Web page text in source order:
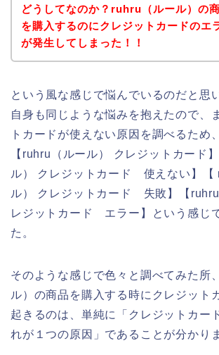
どうしてなのか？ruhru（ルール）の
を購入するのにクレジットカードのエ
が発生してしまった！！
という風な感じで悩んでいるのだと思
自身も同じような悩みを抱えたので、
トカードが使えない原因を調べるため
【ruhru（ルール） クレジットカード
ル） クレジットカード 使えない】【
ル） クレジットカード 失敗】【
レジットカード エラー】という感じ
た。
そのような感じで色々と調べてみた所
ル）の商品を購入する時にクレジット
起きるのは、単純に「クレジットカー
れが１つの原因」であることが分かり